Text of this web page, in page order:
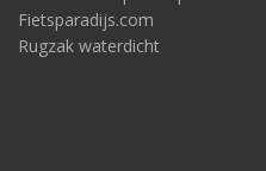
Fietsparadijs.com
Rugzak waterdicht